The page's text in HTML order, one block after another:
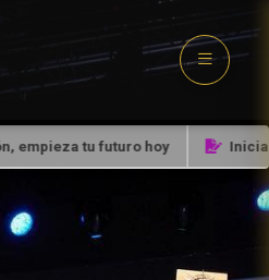
empieza tu futuro hoy